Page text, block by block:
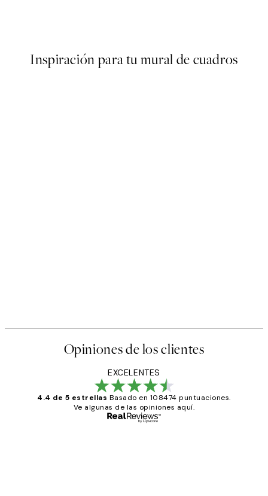
Inspiración para tu mural de cuadros
Opiniones de los clientes
EXCELENTES
4.4 de 5 estrellas Basado en 108474 puntuaciones.
Ve algunas de las opiniones aquí.